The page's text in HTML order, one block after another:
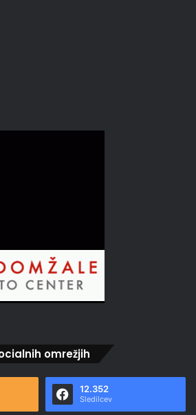
omrežjih
12.352
Sledilcev